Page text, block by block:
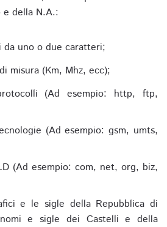
della N.A.:
uno o due caratteri;
misura (Km, Mhz, ecc);
(Ad esempio: http, ftp,
(Ad esempio: gsm, umts,
(Ad esempio: com, net, org, biz,
e le sigle della Repubblica di
e sigle dei Castelli e della